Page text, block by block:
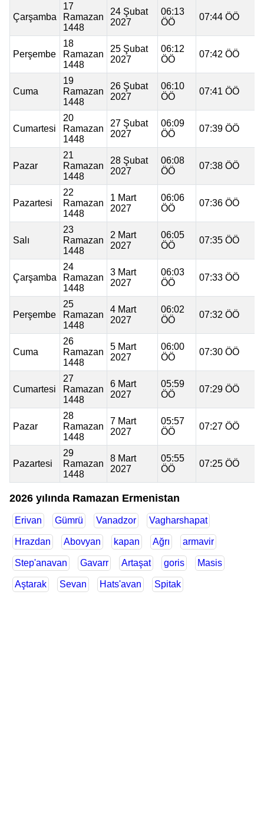
Çarşamba
17
Ramazan
1448
24 Şubat
2027
06:13
ÖÖ
07:44 ÖÖ
Perşembe
18
Ramazan
1448
25 Şubat
2027
06:12
ÖÖ
07:42 ÖÖ
Cuma
19
Ramazan
1448
26 Şubat
2027
06:10
ÖÖ
07:41 ÖÖ
Cumartesi
20
Ramazan
1448
27 Şubat
2027
06:09
ÖÖ
07:39 ÖÖ
Pazar
21
Ramazan
1448
28 Şubat
2027
06:08
ÖÖ
07:38 ÖÖ
Pazartesi
22
Ramazan
1448
1 Mart
2027
06:06
ÖÖ
07:36 ÖÖ
Salı
23
Ramazan
1448
2 Mart
2027
06:05
ÖÖ
07:35 ÖÖ
Çarşamba
24
Ramazan
1448
3 Mart
2027
06:03
ÖÖ
07:33 ÖÖ
Perşembe
25
Ramazan
1448
4 Mart
2027
06:02
ÖÖ
07:32 ÖÖ
Cuma
26
Ramazan
1448
5 Mart
2027
06:00
ÖÖ
07:30 ÖÖ
Cumartesi
27
Ramazan
1448
6 Mart
2027
05:59
ÖÖ
07:29 ÖÖ
Pazar
28
Ramazan
1448
7 Mart
2027
05:57
ÖÖ
07:27 ÖÖ
Pazartesi
29
Ramazan
1448
8 Mart
2027
05:55
ÖÖ
07:25 ÖÖ
2026 yılında Ramazan Ermenistan
Erivan Gümrü Vanadzor Vagharshapat
Hrazdan Abovyan kapan Ağrı armavir
Step'anavan Gavarr Artaşat goris Masis
Aştarak Sevan Hats'avan Spitak